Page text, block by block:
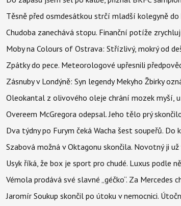
Těsně před osmdesátkou strčí mladší kolegyně
Chudoba zanechává stopu. Finanční potíže
Moby na Colours of Ostrava: Střízlivý, mokrý od
Zpátky do pece. Meteorologové upřesnili
Zásnuby v Londýně: Syn legendy Mekyho Žbirky
Oleokantal z olivového oleje chrání mozek myší,
Overeem McGregora odepsal. Jeho tělo prý
Dva týdny po Furym čeká Wacha šest soupeřů. Do
Szabová možná v Oktagonu skončila. Novotný ji už
Usyk říká, že box je sport pro chudé. Luxus podle
Vémola prodává své slavné „géčko“. Za Mercedes
Jaromír Soukup skončil po útoku v nemocnici.